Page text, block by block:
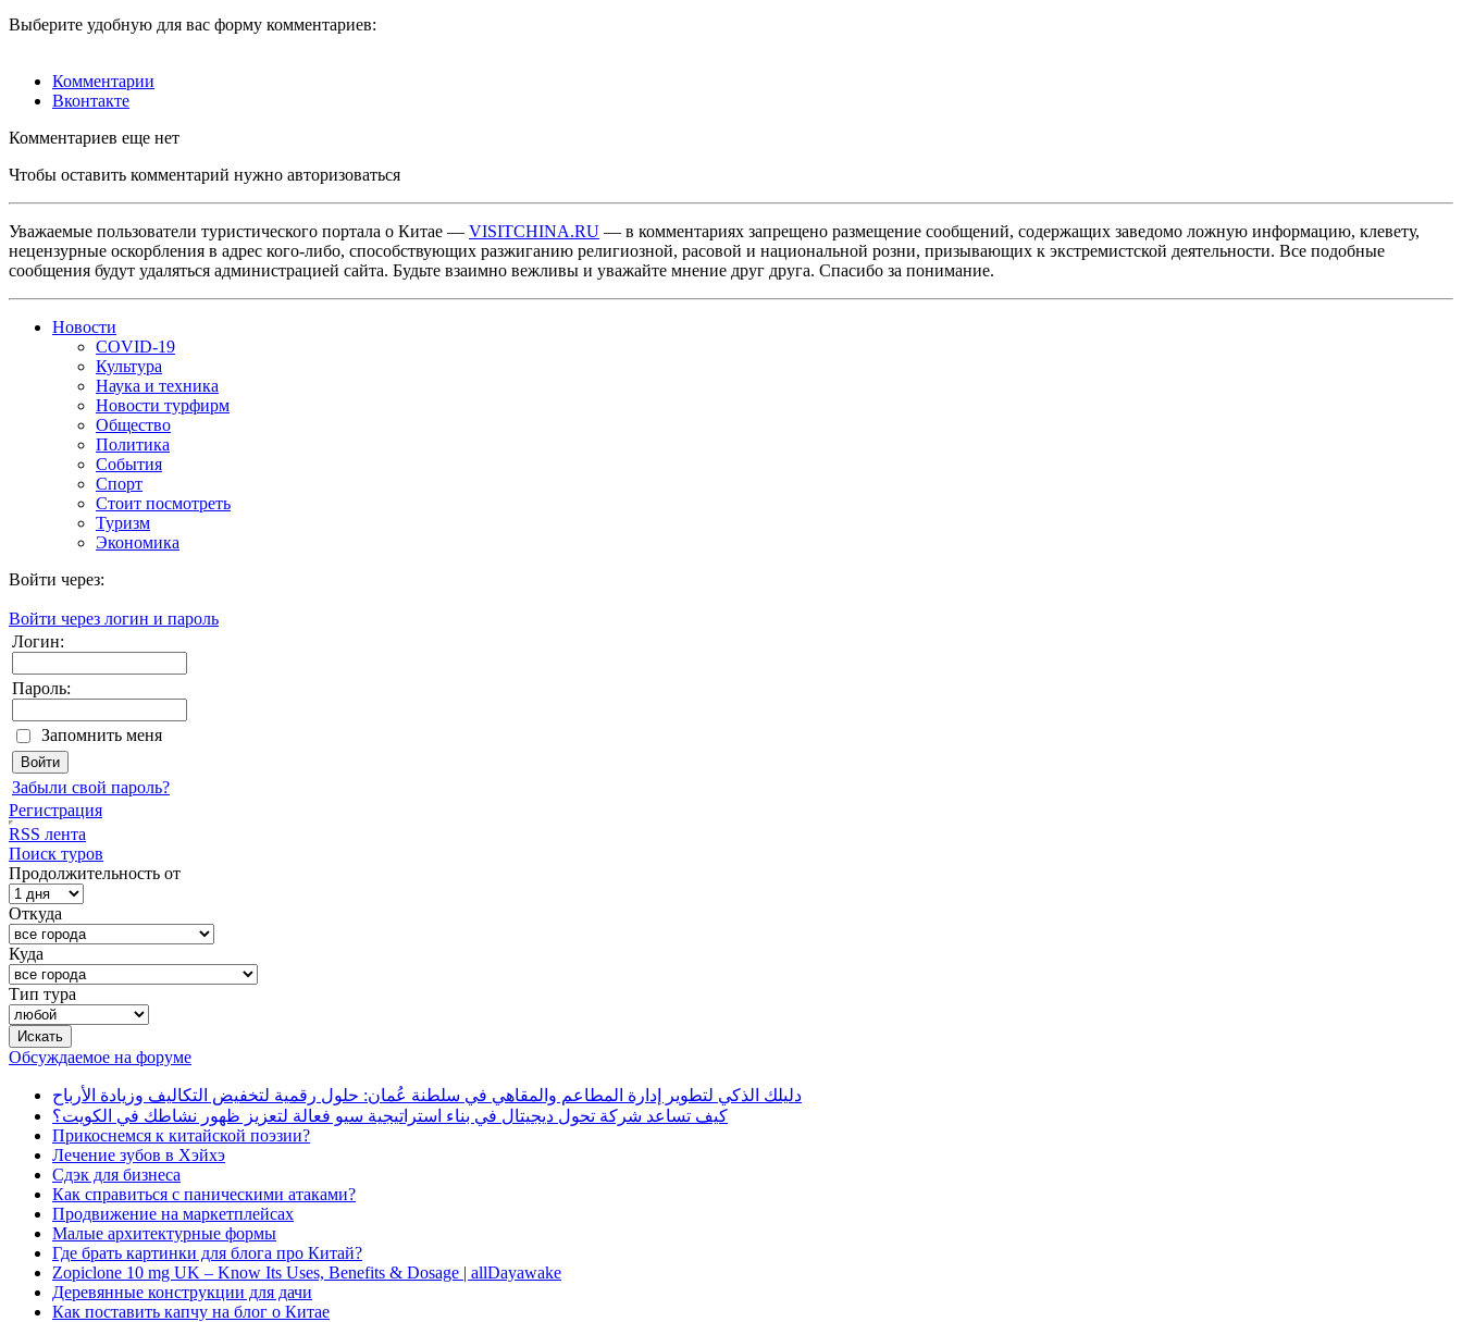
Выберите удобную для вас форму комментариев:
Комментарии
Вконтакте
Комментариев еще нет
Чтобы оставить комментарий нужно авторизоваться
Уважаемые пользователи туристического портала о Китае — VISITCHINA.RU — в комментариях запрещено размещение сообщений, содержащих заведомо ложную информацию, клевету,
нецензурные оскорбления в адрес кого-либо, способствующих разжиганию религиозной, расовой и национальной розни, призывающих к экстремистской деятельности. Все подобные
сообщения будут удаляться администрацией сайта. Будьте взаимно вежливы и уважайте мнение друг друга. Спасибо за понимание.
Новости
COVID-19
Культура
Наука и техника
Новости турфирм
Общество
Политика
События
Спорт
Стоит посмотреть
Туризм
Экономика
Войти через:
Войти через логин и пароль
Логин:
Пароль:
Запомнить меня
Забыли свой пароль?
Регистрация
RSS лента
Поиск туров
Продолжительность от
Откуда
Куда
Тип тура
Обсуждаемое на форуме
دليلك الذكي لتطوير إدارة المطاعم والمقاهي في سلطنة عُمان: حلول رقمية لتخفيض التكاليف وزيادة الأرباح
كيف تساعد شركة تحول ديجيتال في بناء استراتيجية سيو فعالة لتعزيز ظهور نشاطك في الكويت؟
Прикоснемся к китайской поэзии?
Лечение зубов в Хэйхэ
Сдэк для бизнеса
Как справиться с паническими атаками?
Продвижение на маркетплейсах
Малые архитектурные формы
Где брать картинки для блога про Китай?
Zopiclone 10 mg UK – Know Its Uses, Benefits & Dosage | allDayawake
Деревянные конструкции для дачи
Как поставить капчу на блог о Китае